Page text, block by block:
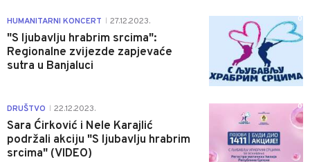
HUMANITARNI KONCERT 27.12.2023.
"S ljubavlju hrabrim srcima":
Regionalne zvijezde zapjevaće
sutra u Banjaluci
0
DRUŠTVO 22.12.2023.
Sara Ćirković i Nele Karajlić
podržali akciju "S ljubavlju hrabrim
srcima" (VIDEO)
0